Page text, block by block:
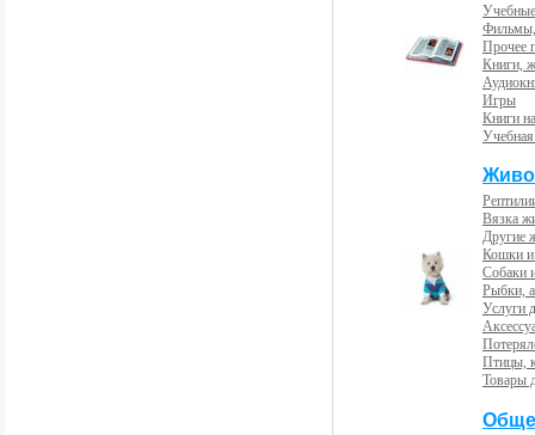
Прочее
Книги,
Игры
Книги
Вязка
Другие
Кошки и
Собаки
Рыбки,
Услуги
Птицы,
Товары